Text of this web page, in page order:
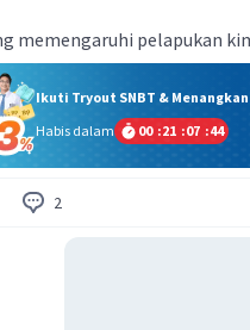
memengaruhi pelapukan
Ikuti Tryout SNBT &
Habis dalam
00 :21 :07 :43
2